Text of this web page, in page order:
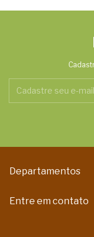
Departamentos
Entre em contato